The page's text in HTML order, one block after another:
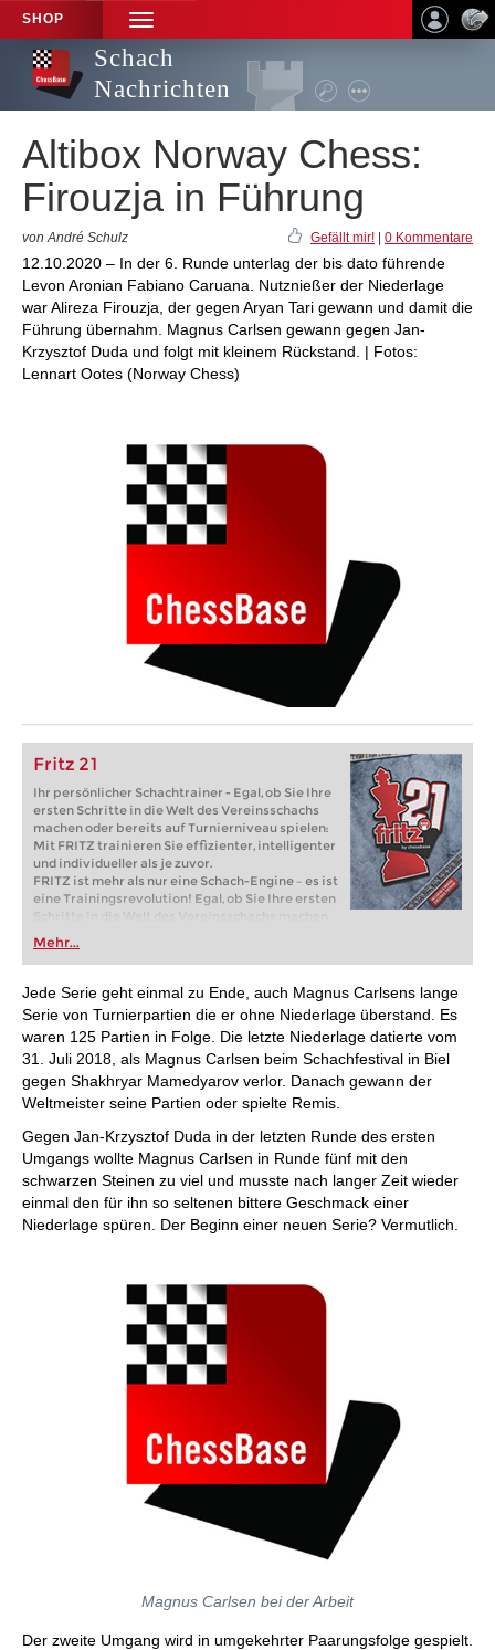
SHOP
TOGGLE
NAVIGATION
Schach
Nachrichten
Altibox Norway Chess:
Firouzja in Führung
von André Schulz Gefällt mir! 0 Kommentare
12.10.2020 – In der 6. Runde unterlag der bis dato führende
Levon Aronian Fabiano Caruana. Nutznießer der Niederlage
war Alireza Firouzja, der gegen Aryan Tari gewann und damit die
Führung übernahm. Magnus Carlsen gewann gegen Jan-
Krzysztof Duda und folgt mit kleinem Rückstand. | Fotos:
Lennart Ootes (Norway Chess)
Fritz 21
Ihr persönlicher Schachtrainer - Egal, ob Sie Ihre
ersten Schritte in die Welt des Vereinsschachs
machen oder bereits auf Turnierniveau spielen:
Mit FRITZ trainieren Sie effizienter, intelligenter
und individueller als je zuvor.
FRITZ ist mehr als nur eine Schach-Engine – es ist
eine Trainingsrevolution! Egal, ob Sie Ihre ersten
Schritte in die Welt des Vereinsschachs machen
oder bereits auf Turnierniveau spielen: Mit
FRITZ trainieren Sie effizienter, intelligenter und
individueller als je zuvor.
Mehr...
Jede Serie geht einmal zu Ende, auch Magnus Carlsens lange
Serie von Turnierpartien die er ohne Niederlage überstand. Es
waren 125 Partien in Folge. Die letzte Niederlage datierte vom
31. Juli 2018, als Magnus Carlsen beim Schachfestival in Biel
gegen Shakhryar Mamedyarov verlor. Danach gewann der
Weltmeister seine Partien oder spielte Remis.
Gegen Jan-Krzysztof Duda in der letzten Runde des ersten
Umgangs wollte Magnus Carlsen in Runde fünf mit den
schwarzen Steinen zu viel und musste nach langer Zeit wieder
einmal den für ihn so seltenen bittere Geschmack einer
Niederlage spüren. Der Beginn einer neuen Serie? Vermutlich.
Magnus Carlsen bei der Arbeit
Der zweite Umgang wird in umgekehrter Paarungsfolge gespielt.